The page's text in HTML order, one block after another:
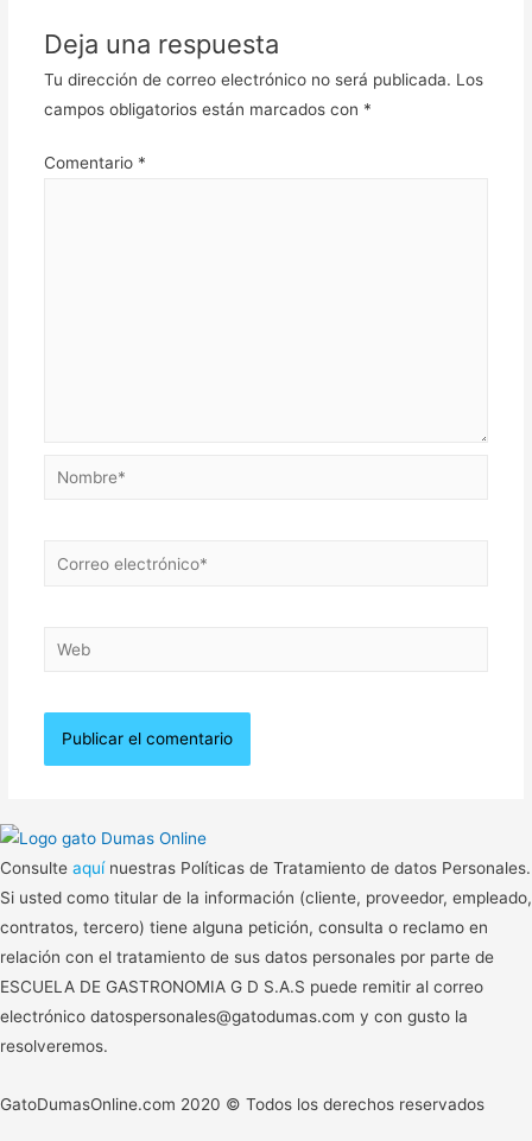
Deja una respuesta
Tu dirección de correo electrónico no será publicada. Los
campos obligatorios están marcados con *
Comentario *
Nombre*
Correo
Web
Consulte aquí nuestras Políticas de Tratamiento de datos Personales.
Si usted como titular de la información (cliente, proveedor, empleado,
contratos, tercero) tiene alguna petición, consulta o reclamo en
relación con el tratamiento de sus datos personales por parte de
ESCUELA DE GASTRONOMIA G D S.A.S puede remitir al correo
electrónico datospersonales@gatodumas.com y con gusto la
resolveremos.
GatoDumasOnline.com 2020 © Todos los derechos reservados